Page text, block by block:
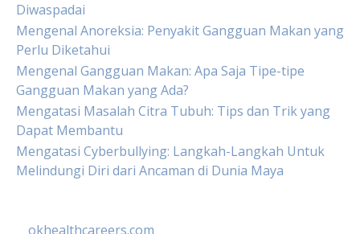
Diwaspadai
Mengenal Anoreksia: Penyakit Gangguan Makan yang
Perlu Diketahui
Mengenal Gangguan Makan: Apa Saja Tipe-tipe
Gangguan Makan yang Ada?
Mengatasi Masalah Citra Tubuh: Tips dan Trik yang
Dapat Membantu
Mengatasi Cyberbullying: Langkah-Langkah Untuk
Melindungi Diri dari Ancaman di Dunia Maya
okhealthcareers.com